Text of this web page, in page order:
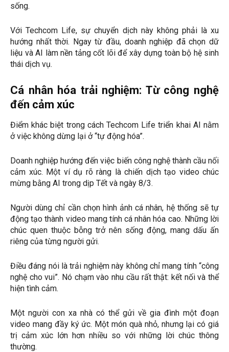
sống.
Với Techcom Life, sự chuyển dịch này không phải là xu
hướng nhất thời. Ngay từ đầu, doanh nghiệp đã chọn dữ
liệu và AI làm nền tảng cốt lõi để xây dựng toàn bộ hệ sinh
thái dịch vụ.
Cá nhân hóa trải nghiệm: Từ công nghệ
đến cảm xúc
Điểm khác biệt trong cách Techcom Life triển khai AI nằm
ở việc không dừng lại ở “tự động hóa”.
Doanh nghiệp hướng đến việc biến công nghệ thành cầu nối
cảm xúc. Một ví dụ rõ ràng là chiến dịch tạo video chúc
mừng bằng AI trong dịp Tết và ngày 8/3.
Người dùng chỉ cần chọn hình ảnh cá nhân, hệ thống sẽ tự
động tạo thành video mang tính cá nhân hóa cao. Những lời
chúc quen thuộc bỗng trở nên sống động, mang dấu ấn
riêng của từng người gửi.
Điều đáng nói là trải nghiệm này không chỉ mang tính “công
nghệ cho vui”. Nó chạm vào nhu cầu rất thật: kết nối và thể
hiện tình cảm.
Một người con xa nhà có thể gửi về gia đình một đoạn
video mang đầy ký ức. Một món quà nhỏ, nhưng lại có giá
trị cảm xúc lớn hơn nhiều so với những lời chúc thông
thường.